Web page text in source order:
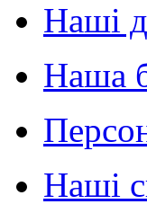
Наші
Наша
Наші